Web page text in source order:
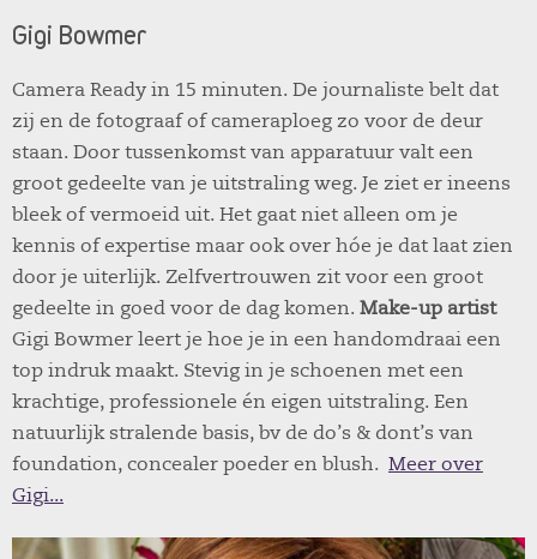
Gigi Bowmer
Camera Ready in 15 minuten. De journaliste belt dat
zij en de fotograaf of cameraploeg zo voor de deur
staan. Door tussenkomst van apparatuur valt een
groot gedeelte van je uitstraling weg. Je ziet er ineens
bleek of vermoeid uit. Het gaat niet alleen om je
kennis of expertise maar ook over hóe je dat laat zien
door je uiterlijk. Zelfvertrouwen zit voor een groot
gedeelte in goed voor de dag komen. Make-up artist
Gigi Bowmer leert je hoe je in een handomdraai een
top indruk maakt. Stevig in je schoenen met een
krachtige, professionele én eigen uitstraling. Een
natuurlijk stralende basis, bv de do’s & dont’s van
foundation, concealer poeder en blush. Meer over
Gigi...